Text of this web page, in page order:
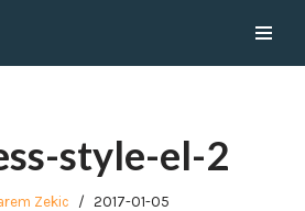
style-el-2
Zekic 2017-01-05